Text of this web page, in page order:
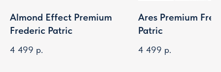
Almond Effect Premium
Frederic Patric
4 499 р.
Ares Premium
Patric
4 499 р.